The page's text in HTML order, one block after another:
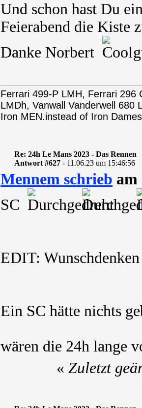
Und schon hast Du
Feierabend die Kiste
Danke Norbert
Ferrari 499-P LMH, Ferrari 296
LMDh, Vanwall Vanderwell
Iron MEN.instead of Iron
Re: 24h Le Mans 2023 - Das Rennen
Antwort #627 - 11.06.23 um 15:46:56
Mennem schrieb am
SC
EDIT:
Ein SC hätte nichts
wären die 24h lange
« Zuletzt